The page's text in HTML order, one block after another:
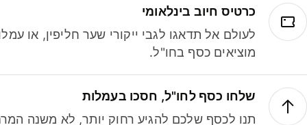
כרטיס חיוב בינלאומי
לעולם אל תדאגו לגבי ייקורי שער חליפין, או
מוציאים כסף בחו"ל.
שלחו כסף לחו"ל, חסכו בעמלות
תנו לכסף שלכם להגיע רחוק יותר, לא משנה